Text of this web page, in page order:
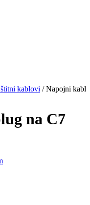
kablovi / Napojni kabl
na C7